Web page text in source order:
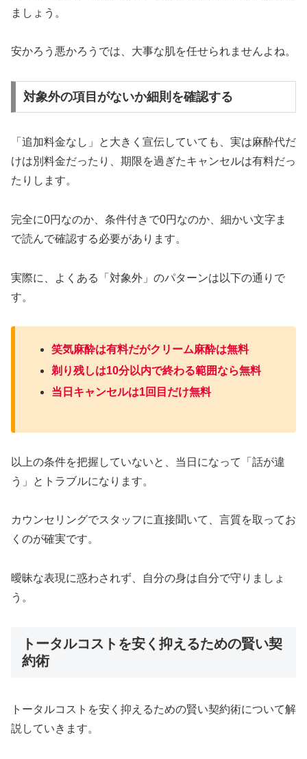
ましょう。
安かろう悪かろうでは、大事な肌を任せられませんよね。
対象外の項目がないか細則を確認する
「追加料金なし」と大きく宣伝していても、実は麻酔代だ
けは別料金だったり、期限を過ぎたキャンセルは有料だっ
たりします。
完全に0円なのか、条件付きで0円なのか、細かい文字ま
で読んで確認する必要があります。
実際に、よくある「対象外」のパターンは以下の通りで
す。
笑気麻酔は有料だがクリーム麻酔は無料
剃り残しは10分以内で終わる範囲なら無料
当日キャンセルは1回目だけ無料
以上の条件を把握していないと、当日になって「話が違
う」とトラブルになります。
カウンセリングでスタッフに直接聞いて、言質を取ってお
くのが確実です。
曖昧な表現に惑わされず、自分の身は自分で守りましょ
う。
トータルコストを安く抑えるための賢い契
約術
トータルコストを安く抑えるための賢い契約術について解
説していきます。